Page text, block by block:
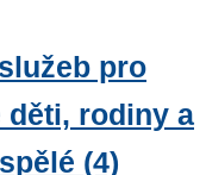
pro
děti, rodiny a
(4)